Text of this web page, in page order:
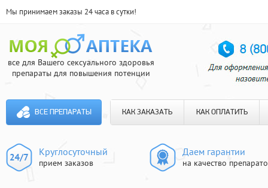
Мы принимаем заказы 24 часа в сутки!
все для Вашего сексуального здоровья
препараты для повышения потенции
ВСЕ ПРЕПАРАТЫ КАК ЗАКАЗАТЬ КАК ОПЛАТИТЬ
Круглосуточный
прием заказов
Даем гарантии
на качество